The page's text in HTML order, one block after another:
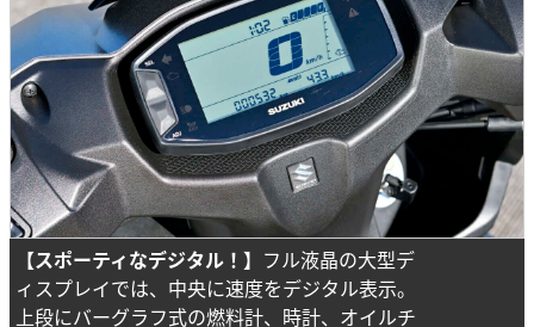
【スポーティなデジタル！】 フル液晶の大型デ
ィスプレイでは、中央に速度をデジタル表示。
上段にバーグラフ式の燃料計、時計、オイルチ